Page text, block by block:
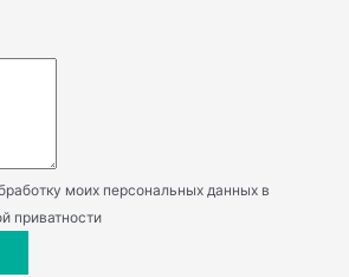
моих персональных данных в
приватности